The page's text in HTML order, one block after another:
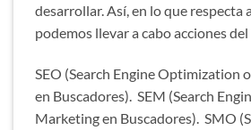
desarrollar. Así, en lo que respecta
podemos llevar a cabo acciones
SEO (Search Engine Optimization
en Buscadores). SEM (Search
Marketing en Buscadores). SMO